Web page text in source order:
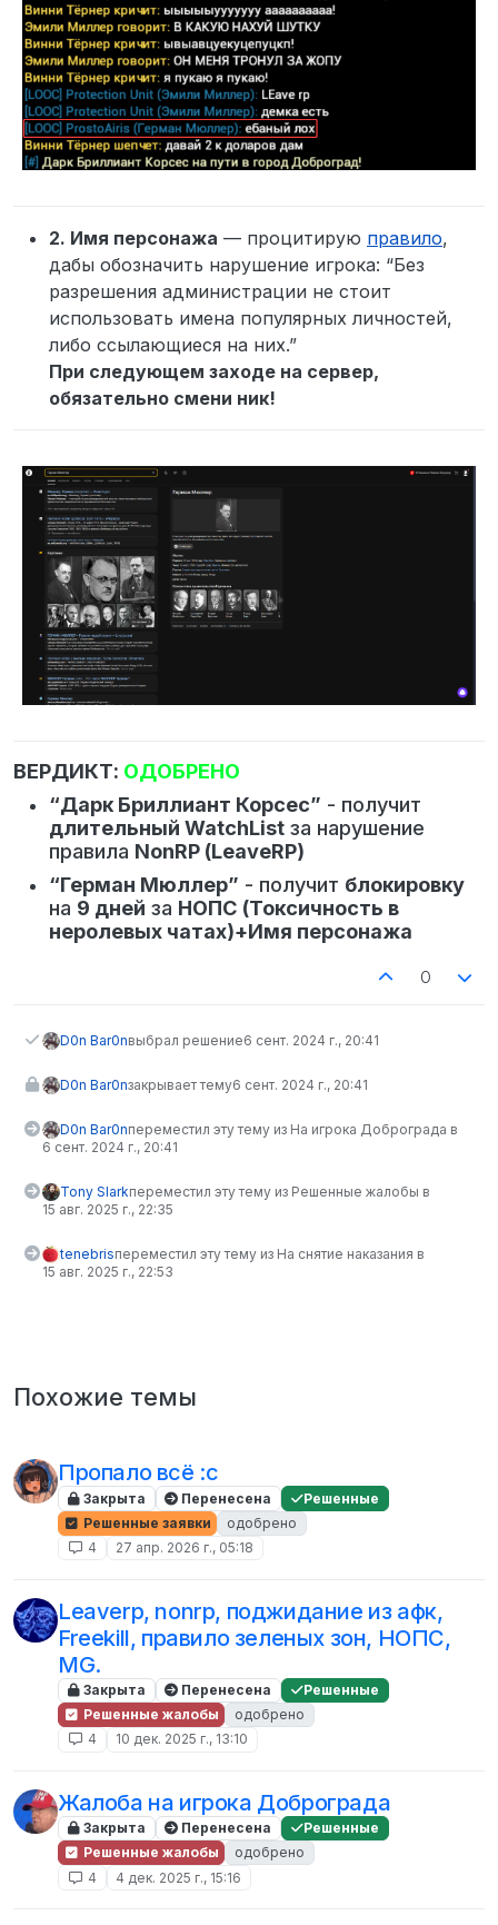
2. Имя персонажа — процитирую правило,
дабы обозначить нарушение игрока: “Без
разрешения администрации не стоит
использовать имена популярных личностей,
либо ссылающиеся на них.”
При следующем заходе на сервер,
обязательно смени ник!
ВЕРДИКТ: ОДОБРЕНО
“Дарк Бриллиант Корсес” - получит
длительный WatchList за нарушение
правила NonRP (LeaveRP)
“Герман Мюллер” - получит блокировку
на 9 дней за НОПС (Токсичность в
неролевых чатах)+Имя персонажа
0
D0n Bar0nвыбрал решение6 сент. 2024 г., 20:41
D0n Bar0nзакрывает тему6 сент. 2024 г., 20:41
D0n Bar0nпереместил эту тему из На игрока Доброграда в
6 сент. 2024 г., 20:41
Tony Slarkпереместил эту тему из Решенные жалобы в
15 авг. 2025 г., 22:35
tenebrisпереместил эту тему из На снятие наказания в
15 авг. 2025 г., 22:53
Похожие темы
Пропало всё :с
Закрыта Перенесена
Решенные
Решенные заявки
одобрено
4
27 апр. 2026 г., 05:18
Leaverp, nonrp, поджидание из афк,
Freekill, правило зеленых зон, НОПС,
MG.
Закрыта Перенесена
Решенные
Решенные жалобы
одобрено
4
10 дек. 2025 г., 13:10
Жалоба на игрока Доброграда
Закрыта Перенесена
Решенные
Решенные жалобы
одобрено
4
4 дек. 2025 г., 15:16